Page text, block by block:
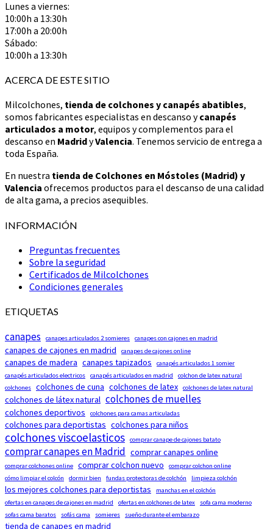
Lunes a viernes:
10:00h a 13:30h
17:00h a 20:00h
Sábado:
10:00h a 13:30h
ACERCA DE ESTE SITIO
Milcolchones, tienda de colchones y canapés abatibles,
somos fabricantes especialistas en descanso ycanapés
articulados a motor, equipos y complementos para el
descanso en MadridyValencia. Tenemos servicio de entrega a
toda España.
En nuestra tienda de Colchones en Móstoles (Madrid) y
Valencia ofrecemos productos para el descanso de una calidad
de alta gama, a precios asequibles.
INFORMACIÓN
Preguntas frecuentes
Sobre la seguridad
Certificados de Milcolchones
Condiciones generales
ETIQUETAS
canapes canapes articulados 2 somieres canapes con cajones en madrid
canapes de cajones en madrid canapes de cajones online
canapes de madera canapes tapizados
canapés articulados 1 somier
canapés articulados electricos
canapés articulados en madrid
colchon de latex natural
colchones
colchones de cuna colchones de latex colchones de latex natural
colchones de látex natural colchones de muelles
colchones deportivos colchones para camas articuladas
colchones para deportistas colchones para niños
colchones viscoelasticos comprar canape de cajones batato
comprar canapes en Madrid comprar canapes online
comprar colchones online comprar colchon nuevo
comprar colchon online
cómo limpiar el colcón
dormir bien fundas protectoras de colchón limpieza colchón
los mejores colchones para deportistas
manchas en el colchón
ofertas en canapes de cajones en madrid
ofertas en colchones de latex
sofa cama moderno
sofas cama baratos
sofás cama somieres sueño durante el embarazo
tienda de canapes en madrid